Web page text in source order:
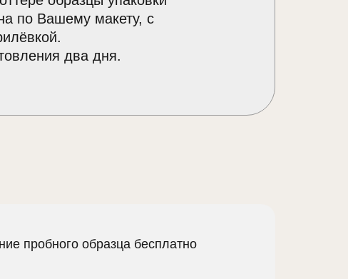
по Вашему макету, с
два дня.
пробного образца бесплатно